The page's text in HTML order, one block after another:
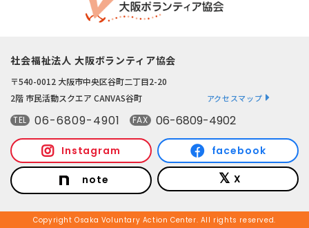
社会福祉法人 大阪ボランティア協会
〒540-0012 大阪市中央区谷町二丁目2-20
2階 市民活動スクエア CANVAS谷町
アクセスマップ
TEL 06-6809-4901 FAX 06-6809-4902
Instagram facebook
note X
Copyright Osaka Voluntary Action Center. All rights reserved.